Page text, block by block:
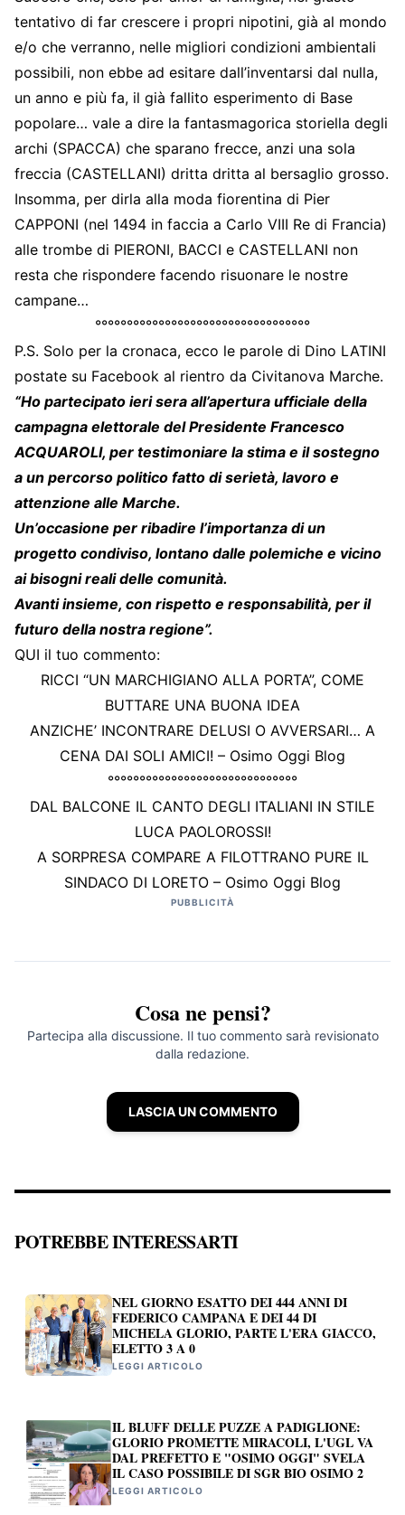
tentativo di far crescere i propri nipotini, già al mondo
e/o che verranno, nelle migliori condizioni ambientali
possibili, non ebbe ad esitare dall’inventarsi dal nulla,
un anno e più fa, il già fallito esperimento di Base
popolare… vale a dire la fantasmagorica storiella degli
archi (SPACCA) che sparano frecce, anzi una sola
freccia (CASTELLANI) dritta dritta al bersaglio grosso.
Insomma, per dirla alla moda fiorentina di Pier
CAPPONI (nel 1494 in faccia a Carlo VIII Re di Francia)
alle trombe di PIERONI, BACCI e CASTELLANI non
resta che rispondere facendo risuonare le nostre
campane…
°°°°°°°°°°°°°°°°°°°°°°°°°°°°°°°°°°
P.S. Solo per la cronaca, ecco le parole di Dino LATINI
postate su Facebook al rientro da Civitanova Marche.
“Ho partecipato ieri sera all’apertura ufficiale della
campagna elettorale del Presidente Francesco
ACQUAROLI, per testimoniare la stima e il sostegno
a un percorso politico fatto di serietà, lavoro e
attenzione alle Marche.
Un’occasione per ribadire l’importanza di un
progetto condiviso, lontano dalle polemiche e vicino
ai bisogni reali delle comunità.
Avanti insieme, con rispetto e responsabilità, per il
futuro della nostra regione”.
QUI il tuo commento:
RICCI “UN MARCHIGIANO ALLA PORTA”, COME
BUTTARE UNA BUONA IDEA
ANZICHE’ INCONTRARE DELUSI O AVVERSARI… A
CENA DAI SOLI AMICI! – Osimo Oggi Blog
°°°°°°°°°°°°°°°°°°°°°°°°°°°°°°
DAL BALCONE IL CANTO DEGLI ITALIANI IN STILE
LUCA PAOLOROSSI!
A SORPRESA COMPARE A FILOTTRANO PURE IL
SINDACO DI LORETO – Osimo Oggi Blog
PUBBLICITÀ
Cosa ne pensi?
Partecipa alla discussione. Il tuo commento sarà revisionato
dalla redazione.
LASCIA UN COMMENTO
POTREBBE INTERESSARTI
NEL GIORNO ESATTO DEI 444 ANNI DI
FEDERICO CAMPANA E DEI 44 DI
MICHELA GLORIO, PARTE L'ERA GIACCO,
ELETTO 3 A 0
LEGGI ARTICOLO
IL BLUFF DELLE PUZZE A PADIGLIONE:
GLORIO PROMETTE MIRACOLI, L'UGL VA
DAL PREFETTO E "OSIMO OGGI" SVELA
IL CASO POSSIBILE DI SGR BIO OSIMO 2
LEGGI ARTICOLO